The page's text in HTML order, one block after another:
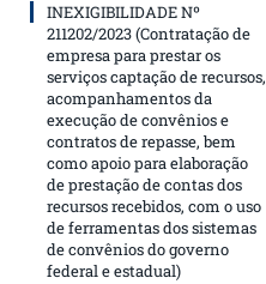
INEXIGIBILIDADE Nº
211202/2023 (Contratação de
empresa para prestar os
serviços captação de recursos,
acompanhamentos da
execução de convênios e
contratos de repasse, bem
como apoio para elaboração
de prestação de contas dos
recursos recebidos, com o uso
de ferramentas dos sistemas
de convênios do governo
federal e estadual)